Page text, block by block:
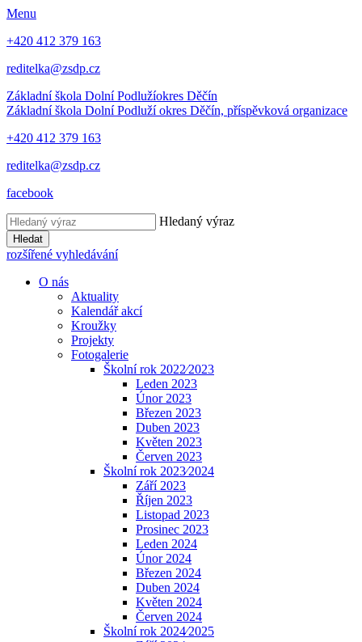
Menu
+420 412 379 163
reditelka@zsdp.cz
Základní škola Dolní Podlužíokres Děčín
Základní škola Dolní Podlužíokres Děčín, příspěvková organizace
+420 412 379 163
reditelka@zsdp.cz
facebook
Hledaný výraz
Hledat
rozšířené vyhledávání
O nás
Aktuality
Kalendář akcí
Kroužky
Projekty
Fotogalerie
Školní rok 2022⁄2023
Leden 2023
Únor 2023
Březen 2023
Duben 2023
Květen 2023
Červen 2023
Školní rok 2023⁄2024
Září 2023
Říjen 2023
Listopad 2023
Prosinec 2023
Leden 2024
Únor 2024
Březen 2024
Duben 2024
Květen 2024
Červen 2024
Školní rok 2024⁄2025